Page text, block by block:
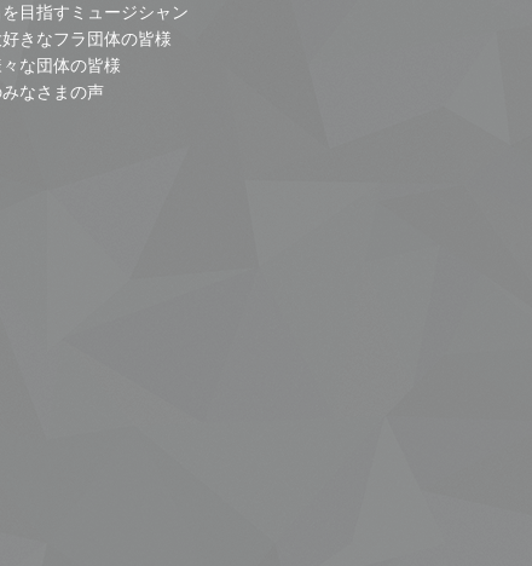
目指すミュージシャン
きなフラ団体の皆様
な団体の皆様
なさまの声